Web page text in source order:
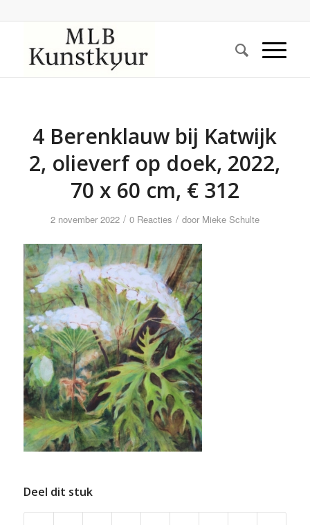
4 Berenklauw bij Katwijk
2, olieverf op doek, 2022,
70 x 60 cm, € 312
2 november 2022 / 0 Reacties / door Mieke Schulte
Deel dit stuk